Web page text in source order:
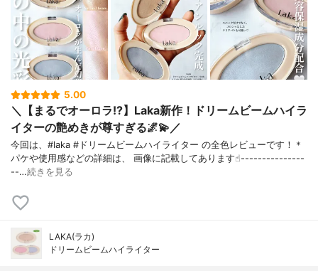
5.00
＼【まるでオーロラ!?】Laka新作！ドリームビームハイラ
イターの艶めきが尊すぎる🌌💫／
今回は、#laka #ドリームビームハイライター の全色レビューです！＊
パケや使用感などの詳細は、 画像に記載してあります☝︎---------------
--…続きを見る
LAKA(ラカ)
ドリームビームハイライター